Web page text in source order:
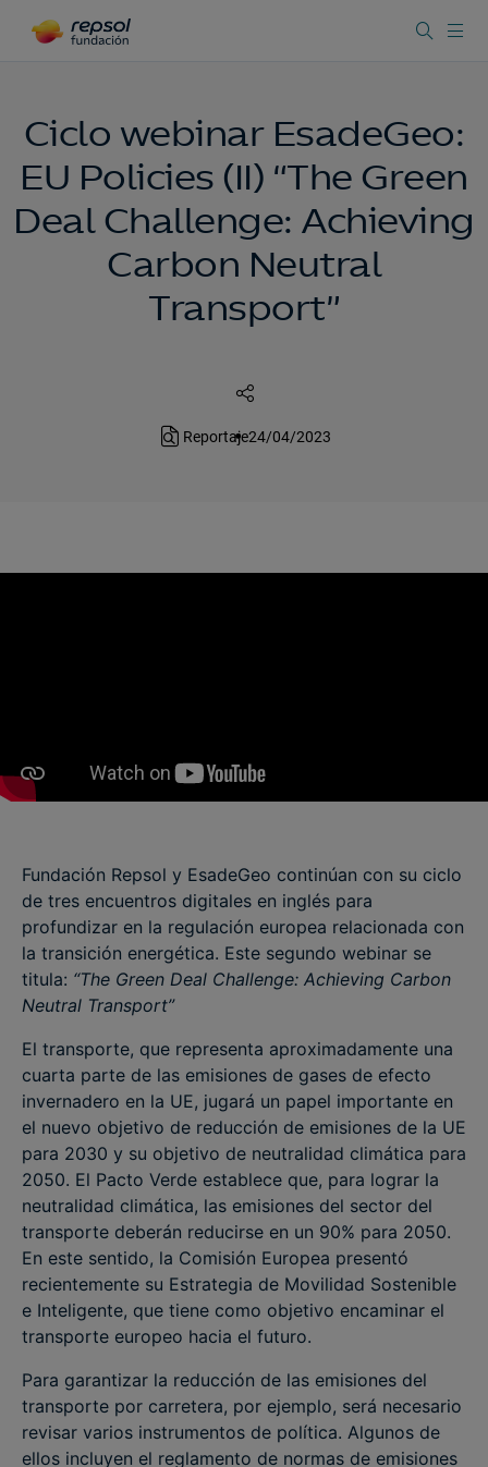
Ciclo webinar EsadeGeo:
EU Policies (II) “The Green
Deal Challenge: Achieving
Carbon Neutral
Transport”
Reportaje24/04/2023
Fundación Repsol y EsadeGeo continúan con su ciclo
de tres encuentros digitales en inglés para
profundizar en la regulación europea relacionada con
la transición energética. Este segundo webinar se
titula: “The Green Deal Challenge: Achieving Carbon
Neutral Transport”
El transporte, que representa aproximadamente una
cuarta parte de las emisiones de gases de efecto
invernadero en la UE, jugará un papel importante en
el nuevo objetivo de reducción de emisiones de la UE
para 2030 y su objetivo de neutralidad climática para
2050. El Pacto Verde establece que, para lograr la
neutralidad climática, las emisiones del sector del
transporte deberán reducirse en un 90% para 2050.
En este sentido, la Comisión Europea presentó
recientemente su Estrategia de Movilidad Sostenible
e Inteligente, que tiene como objetivo encaminar el
transporte europeo hacia el futuro.
Para garantizar la reducción de las emisiones del
transporte por carretera, por ejemplo, será necesario
revisar varios instrumentos de política. Algunos de
ellos incluyen el reglamento de normas de emisiones